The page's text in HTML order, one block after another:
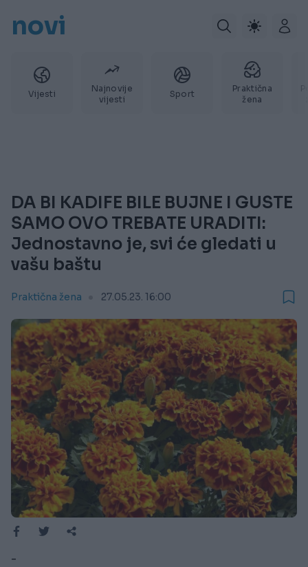
novi
Vijesti
Najnovije
vijesti
Sport
Praktična
žena
DA BI KADIFE BILE BUJNE I GUSTE
SAMO OVO TREBATE URADITI:
Jednostavno je, svi će gledati u
vašu baštu
Praktična žena 27.05.23. 16:00
-